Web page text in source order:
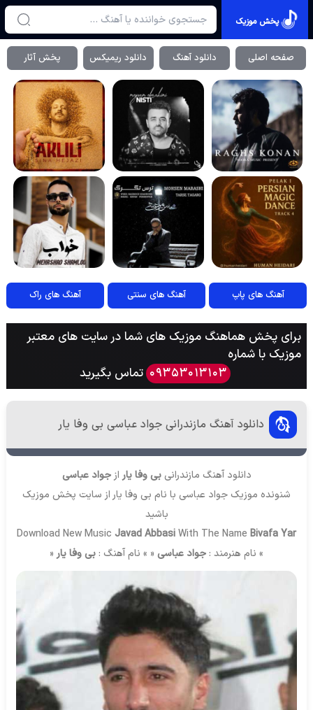
پخش موزیک
صفحه اصلی دانلود آهنگ دانلود ریمیکس پخش آثار
آهنگ های پاپ آهنگ های سنتی آهنگ های راک
برای پخش هماهنگ موزیک های شما در سایت های معتبر
موزیک با شماره
09353013103 تماس بگیرید
دانلود آهنگ مازندرانی جواد عباسی بی وفا یار
دانلود آهنگ مازندرانی بی وفا یارازجواد عباسی
شنونده موزیک جواد عباسی با نام بی وفا یار از سایت پخش موزیک
باشید
Download New Music Javad AbbasiWith The Name Bivafa Yar
» نام هنرمند : جواد عباسی « » نام آهنگ : بی وفا یار«